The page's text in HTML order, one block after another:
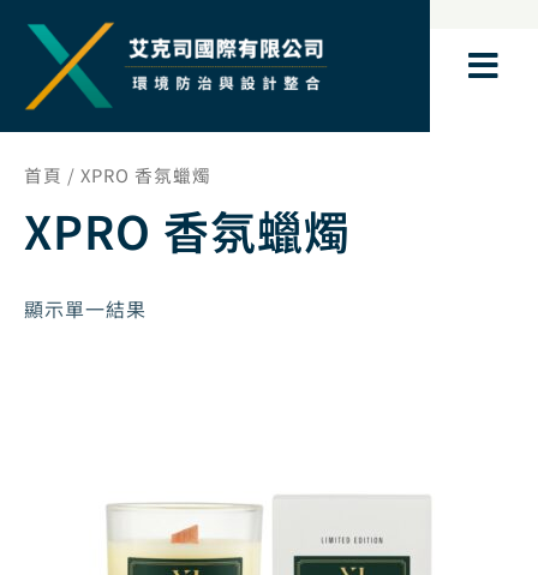
內
首頁 / XPRO 香氛蠟燭
XPRO 香氛蠟燭
顯示單一結果